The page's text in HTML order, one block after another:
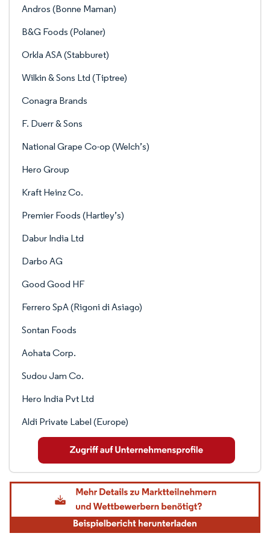
Andros (Bonne Maman)
B&G Foods (Polaner)
Orkla ASA (Stabburet)
Wilkin & Sons Ltd (Tiptree)
Conagra Brands
F. Duerr & Sons
National Grape Co-op (Welch’s)
Hero Group
Kraft Heinz Co.
Premier Foods (Hartley’s)
Dabur India Ltd
Darbo AG
Good Good HF
Ferrero SpA (Rigoni di Asiago)
Sontan Foods
Aohata Corp.
Sudou Jam Co.
Hero India Pvt Ltd
Aldi Private Label (Europe)